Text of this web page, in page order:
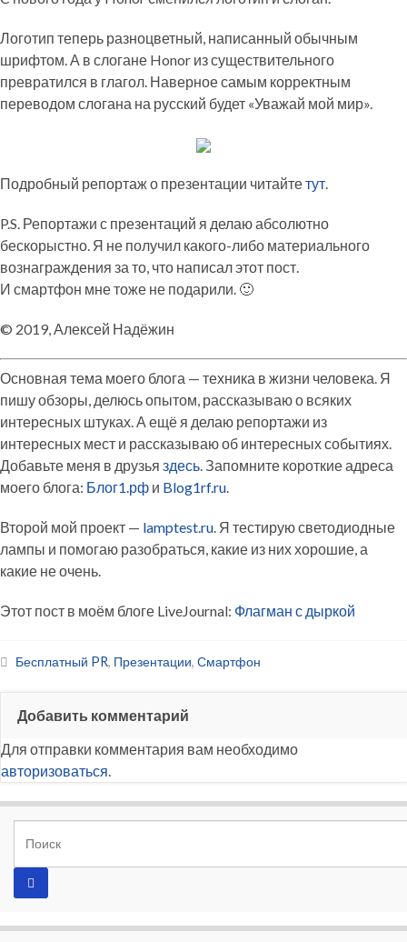
Логотип теперь разноцветный, написанный обычным
шрифтом. А в слогане Honor из существительного
превратился в глагол. Наверное самым корректным
переводом слогана на русский будет «Уважай мой мир».
Подробный репортаж о презентации читайтетут
P.S. Репортажи с презентаций я делаю абсолютно
бескорыстно. Я не получил какого-либо материального
вознаграждения за то, что написал этот пост.
И смартфон мне тоже не подарили. 🙂
© 2019, Алексей Надёжин
Основная тема моего блога — техника в жизни человека. Я
пишу обзоры, делюсь опытом, рассказываю о всяких
интересных штуках. А ещё я делаю репортажи из
интересных мест и рассказываю об интересных событиях.
Добавьте меня в друзья здесь . Запомните короткие адреса
моего блога: Блог1.рф и Blog1rf.ru
Второй мой проект — lamptest.ru . Я тестирую светодиодные
лампы и помогаю разобраться, какие из них хорошие, а
какие не очень.
Этот пост в моём блоге LiveJournal: Флагман с дыркой
Бесплатный PR, Презентации, Смартфон
Добавить комментарий
Для отправки комментария вам необходимо
авторизоваться